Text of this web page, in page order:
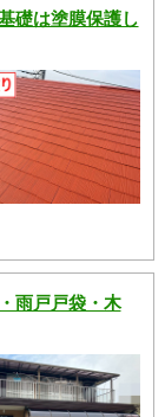
礎は塗膜保護し
雨戸戸袋・木